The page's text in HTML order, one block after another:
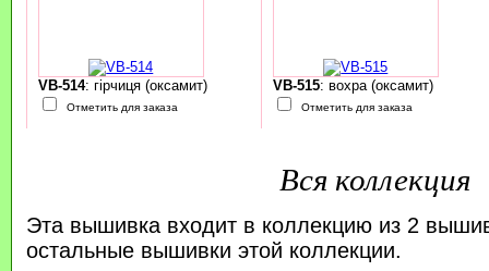
VB-514: гірчиця (оксамит)
Отметить для заказа
VB-515: вохра (оксамит)
Отметить для заказа
Вся коллекция
Эта вышивка входит в коллекцию из 2
остальные вышивки этой коллекции.